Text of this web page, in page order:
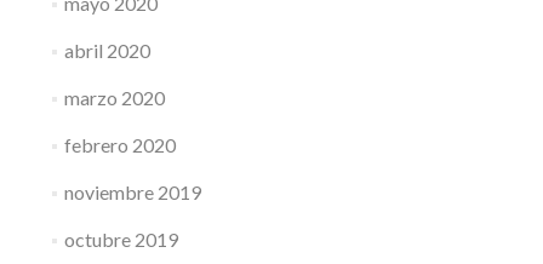
abril 2020
marzo 2020
febrero 2020
noviembre 2019
octubre 2019